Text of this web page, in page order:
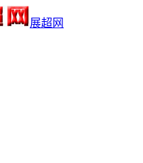
展超网